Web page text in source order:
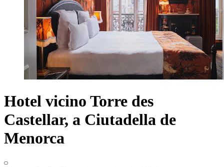
Hotel vicino Torre des
Castellar, a Ciutadella de
Menorca